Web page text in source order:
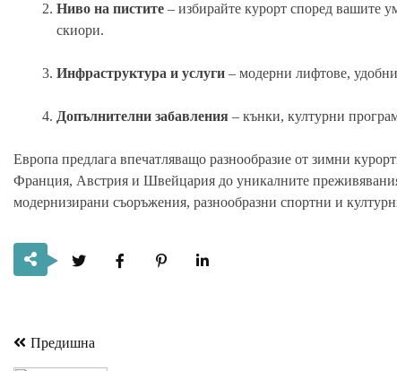
Ниво на пистите – избирайте курорт според вашите
скиори.
Инфраструктура и услуги – модерни лифтове,
Допълнителни забавления – кънки, културни
Европа предлага впечатляващо разнообразие от зимни
Франция, Австрия и Швейцария до уникалните
модернизирани съоръжения, разнообразни спортни и
Навигация
Предишна